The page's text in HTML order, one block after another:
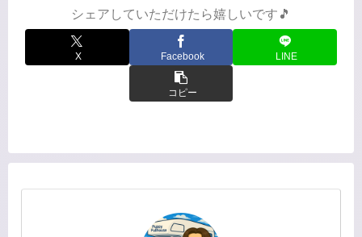
シェアしていただけたら嬉しいです🎵
X Facebook LINE
コピー